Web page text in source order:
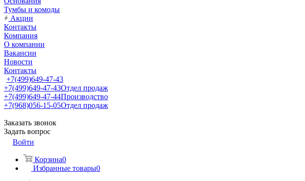
Тумбы и комоды
Акции
Контакты
Компания
О компании
Вакансии
Новости
Контакты
+7(499)649-47-43
+7(499)649-47-43Отдел продаж
+7(499)649-47-44Производство
+7(968)056-15-05Отдел продаж
Заказать звонок
Задать вопрос
Войти
Корзина0
Избранные товары0